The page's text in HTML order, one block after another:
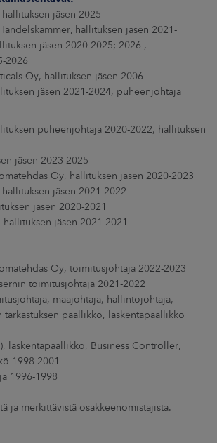
jäsen 2025-
hallituksen jäsen 2021-
jäsen 2020-2025; 2026-,
2026
Oy, hallituksen jäsen 2006-
jäsen 2021-2024, puheenjohtaja
puheenjohtaja 2020-2022, hallituksen
jäsen 2023-2025
Oy, hallituksen jäsen 2020-2023
jäsen 2021-2022
jäsen 2020-2021
jäsen 2021-2021
Oy, toimitusjohtaja 2022-2023
toimitusjohtaja 2021-2022
maajohtaja, hallintojohtaja,
tarkastuksen päällikkö, laskentapäällikkö
laskentapäällikkö, Business Controller,
1998-2001
1996-1998
ja merkittävistä osakkeenomistajista.